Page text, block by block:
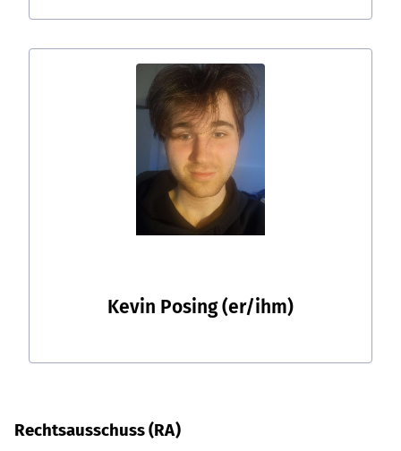
Kevin Posing(er/ihm)
Rechtsausschuss (RA)